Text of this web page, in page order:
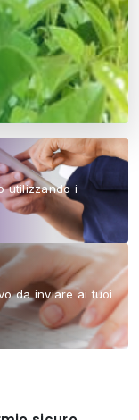
utilizzando i
da inviare ai tuoi